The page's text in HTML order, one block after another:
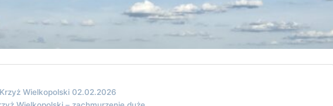
Wielkopolski 02.02.2026